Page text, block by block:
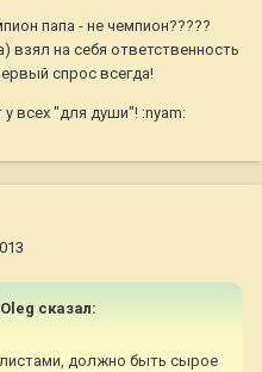
папа - не чемпион?????
на себя ответственность
спрос всегда!
всех "для души"! :nyam:
сказал:
должно быть сырое